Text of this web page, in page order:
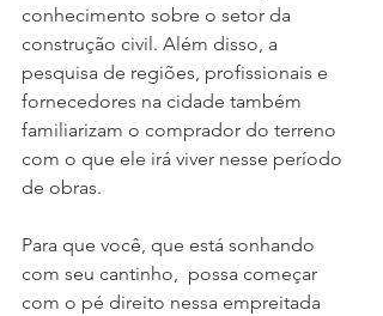
conhecimento sobre o setor da
construção civil. Além disso, a
pesquisa de regiões, profissionais e
fornecedores na cidade também
familiarizam o comprador do terreno
com o que ele irá viver nesse período
de obras.
Para que você, que está sonhando
com seu cantinho,  possa começar
com o pé direito nessa empreitada